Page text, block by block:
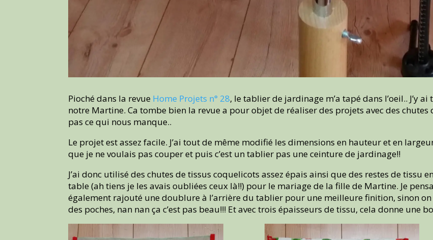
Pioché dans la revue Home Projets n° 28, le tablier de jardinage m’a tapé dans l’oeil.. J’y
notre Martine. Ca tombe bien la revue a pour objet de réaliser des projets avec des chutes
pas ce qui nous manque..
Le projet est assez facile. J’ai tout de même modifié les dimensions en hauteur et en
que je ne voulais pas couper et puis c’est un tablier pas une ceinture de jardinage!!
J’ai donc utilisé des chutes de tissus coquelicots assez épais ainsi que des restes de tissu
table (ah tiens je les avais oubliées ceux là!!) pour le mariage de la fille de Martine. Je
également rajouté une doublure à l’arrière du tablier pour une meilleure finition, sinon on
des poches, nan nan ça c’est pas beau!!! Et avec trois épaisseurs de tissu, cela donne une